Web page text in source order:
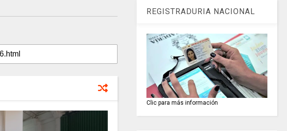
REGISTRADURIA NACIONAL
Clic para más información